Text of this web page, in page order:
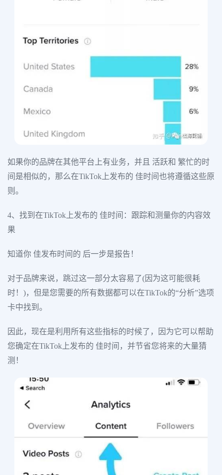
如果你的品牌在其他平台上有业务，并且 活跃和 繁忙的时
间是相似的，那么在TikTok上发布的 佳时间也将遵循这些原
则。
4、找到在TikTok上发布的 佳时间：跟踪和测量你的内容效
果
知道你 佳发布时间的 后一步是报告！
对于品牌来说，跳过这一部分太容易了(因为这可能很耗
时！)，但是您需要的所有数据都可以在TikTok的“分析”选项
卡中找到。
因此，现在是利用所有这些指标的时候了，因为它可以帮助
您确定在TikTok上发布的 佳时间，并节省您将来的大量猜
测！